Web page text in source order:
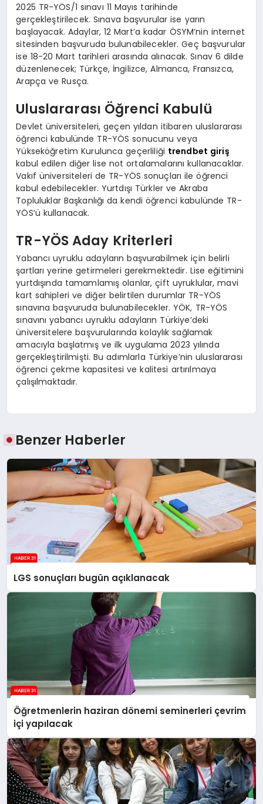
2025 TR-YÖS/1 sınavı 11 Mayıs tarihinde
gerçekleştirilecek. Sınava başvurular ise yarın
başlayacak. Adaylar, 12 Mart’a kadar ÖSYM’nin internet
sitesinden başvuruda bulunabilecekler. Geç başvurular
ise 18-20 Mart tarihleri arasında alınacak. Sınav 6 dilde
düzenlenecek; Türkçe, İngilizce, Almanca, Fransızca,
Arapça ve Rusça.
Uluslararası Öğrenci Kabulü
Devlet üniversiteleri, geçen yıldan itibaren uluslararası
öğrenci kabulünde TR-YÖS sonucunu veya
Yükseköğretim Kurulunca geçerliliği trendbet giriş
kabul edilen diğer lise not ortalamalarını kullanacaklar.
Vakıf üniversiteleri de TR-YÖS sonuçları ile öğrenci
kabul edebilecekler. Yurtdışı Türkler ve Akraba
Topluluklar Başkanlığı da kendi öğrenci kabulünde TR-
YÖS’ü kullanacak.
TR-YÖS Aday Kriterleri
Yabancı uyruklu adayların başvurabilmek için belirli
şartları yerine getirmeleri gerekmektedir. Lise eğitimini
yurtdışında tamamlamış olanlar, çift uyruklular, mavi
kart sahipleri ve diğer belirtilen durumlar TR-YÖS
sınavına başvuruda bulunabilecekler. YÖK, TR-YÖS
sınavını yabancı uyruklu adayların Türkiye’deki
üniversitelere başvurularında kolaylık sağlamak
amacıyla başlatmış ve ilk uygulama 2023 yılında
gerçekleştirilmişti. Bu adımlarla Türkiye’nin uluslararası
öğrenci çekme kapasitesi ve kalitesi artırılmaya
çalışılmaktadır.
Benzer Haberler
LGS sonuçları bugün açıklanacak
Öğretmenlerin haziran dönemi seminerleri çevrim
içi yapılacak